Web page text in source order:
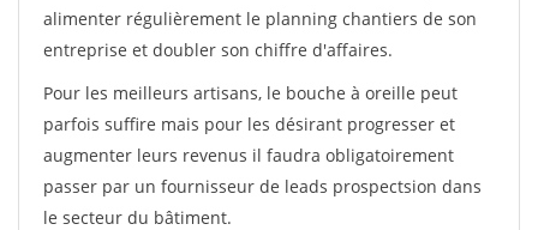
alimenter régulièrement le planning chantiers de son
entreprise et doubler son chiffre d'affaires.
Pour les meilleurs artisans, le bouche à oreille peut
parfois suffire mais pour les désirant progresser et
augmenter leurs revenus il faudra obligatoirement
passer par un fournisseur de leads prospectsion dans
le secteur du bâtiment.